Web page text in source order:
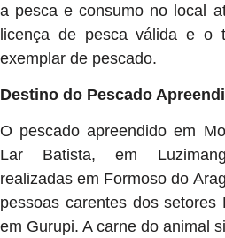
a pesca e consumo no local
licença de pesca válida e o
exemplar de pescado.
Destino do Pescado
O pescado apreendido em
Lar Batista, em
realizadas em Formoso do
pessoas carentes dos
em Gurupi. A carne do animal